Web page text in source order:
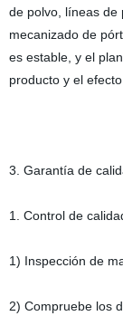
de polvo, líneas de
mecanizado de
es estable, y el
producto y el
3. Garantía de
1. Control de
1) Inspección de
2) Compruebe los